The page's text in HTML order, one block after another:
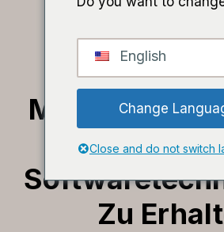
Eine
Möglichkeit,
In
Zu
English
Change
Close and do not switch